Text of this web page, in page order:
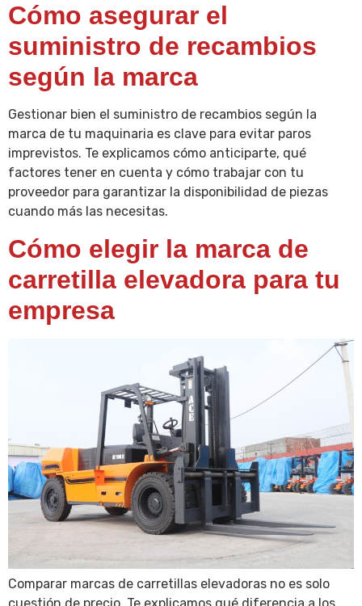
Cómo asegurar el
suministro de recambios
según la marca
Gestionar bien el suministro de recambios según la
marca de tu maquinaria es clave para evitar paros
imprevistos. Te explicamos cómo anticiparte, qué
factores tener en cuenta y cómo trabajar con tu
proveedor para garantizar la disponibilidad de piezas
cuando más las necesitas.
Cómo elegir la marca de
carretilla elevadora para tu
empresa
Comparar marcas de carretillas elevadoras no es solo